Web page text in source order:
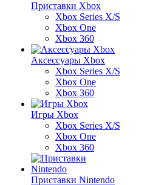
Приставки Xbox
Xbox Series X/S
Xbox One
Xbox 360
Аксессуары Xbox
Xbox Series X/S
Xbox One
Xbox 360
Игры Xbox
Xbox Series X/S
Xbox One
Xbox 360
Приставки Nintendo